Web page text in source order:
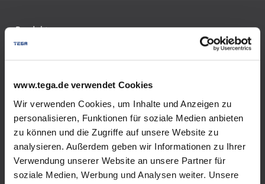
www.tega.de verwendet Cookies
Wir verwenden Cookies, um Inhalte und Anzeigen zu
personalisieren, Funktionen für soziale Medien anbieten
zu können und die Zugriffe auf unsere Website zu
analysieren. Außerdem geben wir Informationen zu Ihrer
Verwendung unserer Website an unsere Partner für
soziale Medien, Werbung und Analysen weiter. Unsere
Produkte
Einweisungsvideo Flüssiggastank
Biogenes Flüssiggas im Tank
Versorgungssicherheit
Förderung